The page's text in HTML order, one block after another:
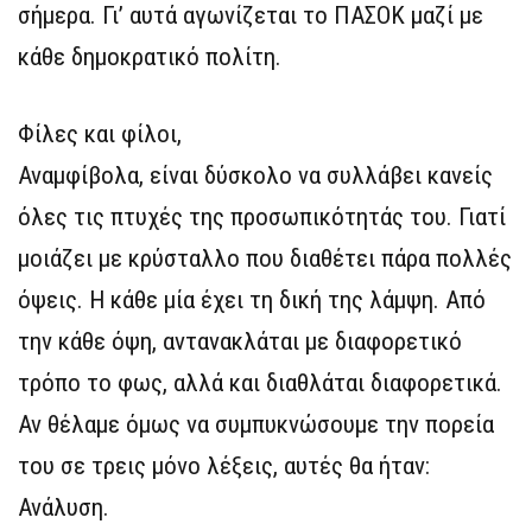
σήμερα. Γι’ αυτά αγωνίζεται το ΠΑΣΟΚ μαζί με
κάθε δημοκρατικό πολίτη.
Φίλες και φίλοι,
Αναμφίβολα, είναι δύσκολο να συλλάβει κανείς
όλες τις πτυχές της προσωπικότητάς του. Γιατί
μοιάζει με κρύσταλλο που διαθέτει πάρα πολλές
όψεις. Η κάθε μία έχει τη δική της λάμψη. Από
την κάθε όψη, αντανακλάται με διαφορετικό
τρόπο το φως, αλλά και διαθλάται διαφορετικά.
Αν θέλαμε όμως να συμπυκνώσουμε την πορεία
του σε τρεις μόνο λέξεις, αυτές θα ήταν:
Ανάλυση.